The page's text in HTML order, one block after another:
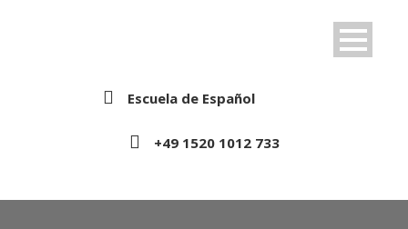
Escuela de Español
+49 1520 1012 733